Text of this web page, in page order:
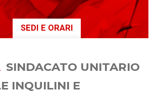
SEDI E ORARI
SINDACATO UNITARIO
INQUILINI E